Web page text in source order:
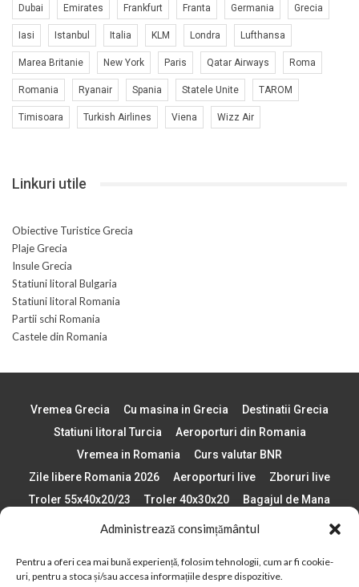
Administrează consimțământul
Pentru a oferi cea mai bună experiență, folosim tehnologii, cum ar fi cookie-
uri, pentru a stoca și/sau accesa informațiile despre dispozitive.
Dubai Emirates Frankfurt Franta Germania Grecia
Iasi Istanbul Italia KLM Londra Lufthansa
Marea Britanie New York Paris Qatar Airways Roma
Romania Ryanair Spania Statele Unite TAROM
Timisoara Turkish Airlines Viena Wizz Air
Linkuri utile
Obiective Turistice Grecia
Plaje Grecia
Insule Grecia
Statiuni litoral Bulgaria
Statiuni litoral Romania
Partii schi Romania
Castele din Romania
Vremea Grecia Cu masina in Grecia
Destinatii Grecia
Statiuni litoral Turcia
Aeroporturi din Romania
Vremea in Romania
Curs valutar BNR
Zile libere Romania 2026
Aeroporturi live
Zboruri live
Troler 55x40x20/23
Troler 40x30x20
Bagajul de Mana
Paste 2026
Cele mai bune telefoane
Plaje din Europa
Concerte Romania 2025